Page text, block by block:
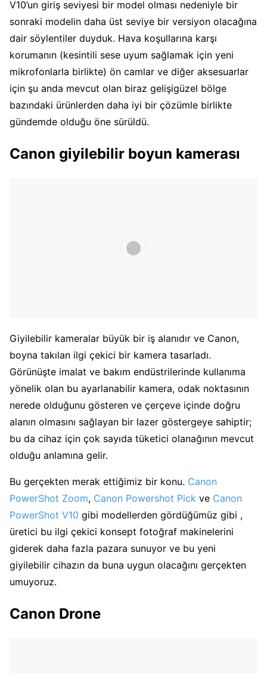
V10’un giriş seviyesi bir model olması nedeniyle bir
sonraki modelin daha üst seviye bir versiyon olacağına
dair söylentiler duyduk. Hava koşullarına karşı
korumanın (kesintili sese uyum sağlamak için yeni
mikrofonlarla birlikte) ön camlar ve diğer aksesuarlar
için şu anda mevcut olan biraz gelişigüzel bölge
bazındaki ürünlerden daha iyi bir çözümle birlikte
gündemde olduğu öne sürüldü.
Canon giyilebilir boyun kamerası
Giyilebilir kameralar büyük bir iş alanıdır ve Canon,
boyna takılan ilgi çekici bir kamera tasarladı.
Görünüşte imalat ve bakım endüstrilerinde kullanıma
yönelik olan bu ayarlanabilir kamera, odak noktasının
nerede olduğunu gösteren ve çerçeve içinde doğru
alanın olmasını sağlayan bir lazer göstergeye sahiptir;
bu da cihaz için çok sayıda tüketici olanağının mevcut
olduğu anlamına gelir.
Bu gerçekten merak ettiğimiz bir konu. Canon
PowerShot Zoom, Canon Powershot Pick ve Canon
PowerShot V10 gibi modellerden gördüğümüz gibi ,
üretici bu ilgi çekici konsept fotoğraf makinelerini
giderek daha fazla pazara sunuyor ve bu yeni
giyilebilir cihazın da buna uygun olacağını gerçekten
umuyoruz.
Canon Drone